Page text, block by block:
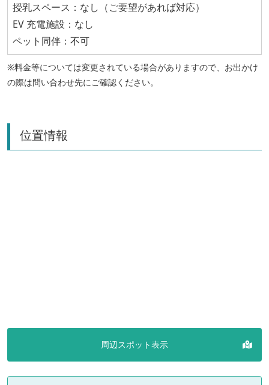
授乳スペース：なし（ご要望があれば対応）
EV 充電施設：なし
ペット同伴：不可
※料金等については変更されている場合がありますので、お出かけ
の際は問い合わせ先にご確認ください。
位置情報
周辺スポット表示